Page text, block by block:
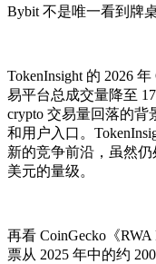
Bybit 不是唯一看到牌
TokenInsight 的 2026
易平台总成交量降至
crypto 交易量回落的
和用户入口。
新的竞争前沿，虽然
美元的量级。
再看 CoinGecko《
票从 2025 年中的约